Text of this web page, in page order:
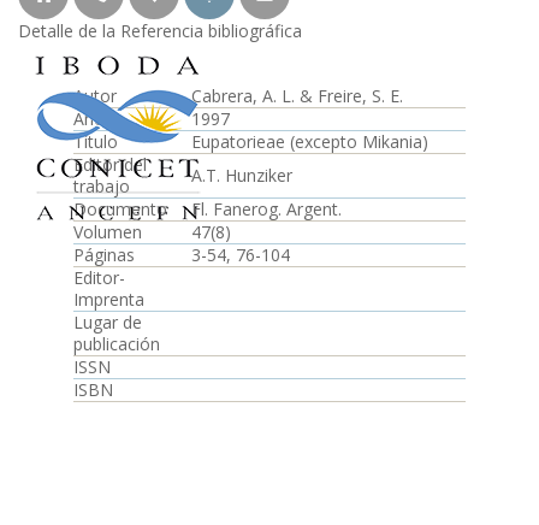
Detalle de la Referencia bibliográfica
Autor
Cabrera, A. L. & Freire, S. E.
Año
1997
Título
Eupatorieae (excepto Mikania)
Editor del
trabajo
A.T. Hunziker
Documento
Fl. Fanerog. Argent.
Volumen
47(8)
Páginas
3-54, 76-104
Editor-
Imprenta
Lugar de
publicación
ISSN
ISBN